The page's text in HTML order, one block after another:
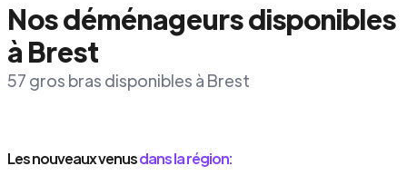
Nos déménageurs disponibles
à Brest
57 gros bras disponibles à Brest
Les nouveaux venusdans la région: